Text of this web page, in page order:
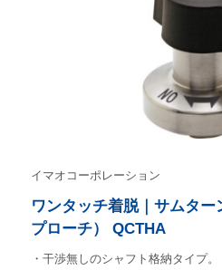
イマオコーポレーション
ワンタッチ着脱｜サムタ
プローチ） QCTHA
・干渉無しのシャフト格納タイプ。